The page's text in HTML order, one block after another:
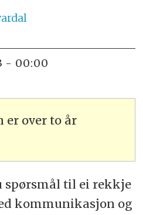
- 00:00
er over to år
spørsmål til ei rekkje
kommunikasjon og